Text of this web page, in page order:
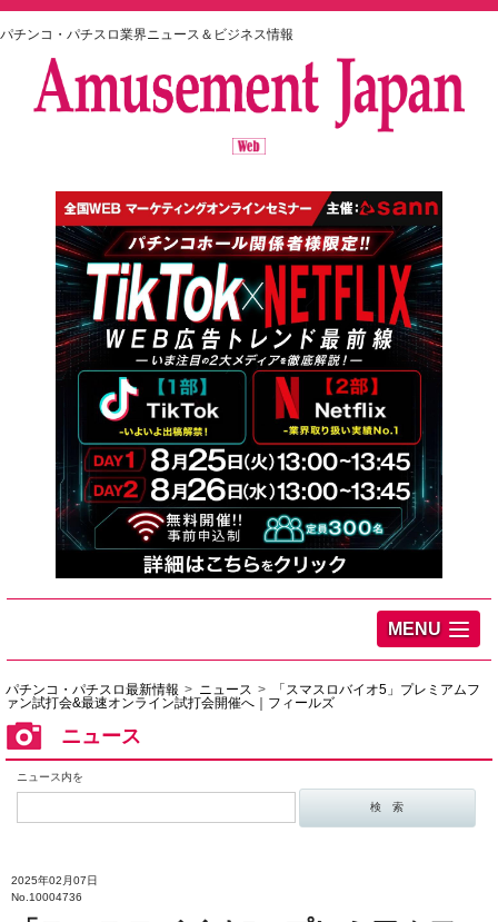
パチンコ・パチスロ業界ニュース＆ビジネス情報
MENU
パチンコ・パチスロ最新情報 ニュース
「スマスロバイオ5」プレミアムフ
ァン試打会&最速オンライン試打会開催へ｜フィールズ
ニュース
ニュース内を
2025年02月07日
No.10004736